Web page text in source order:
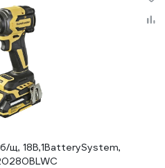
щ, 18В,1BatterySystem,